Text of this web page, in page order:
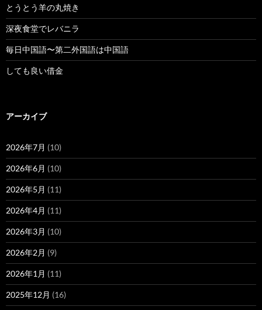
とうとう羊の丸焼き
深夜食堂でレバニラ
毎日中国語〜第二外国語は中国語
しても良い借金
アーカイブ
2026年7月 (10)
2026年6月 (10)
2026年5月 (11)
2026年4月 (11)
2026年3月 (10)
2026年2月 (9)
2026年1月 (11)
2025年12月 (16)